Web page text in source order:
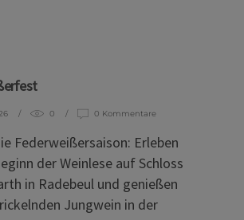
0 0 Kommentare
Federweißersaison: Erleben
der Weinlese auf Schloss
in Radebeul und genießen
Jungwein in der